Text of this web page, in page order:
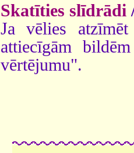
Skatīties slīdrādi
Ja vēlies
attiecīgām
vērtējumu".